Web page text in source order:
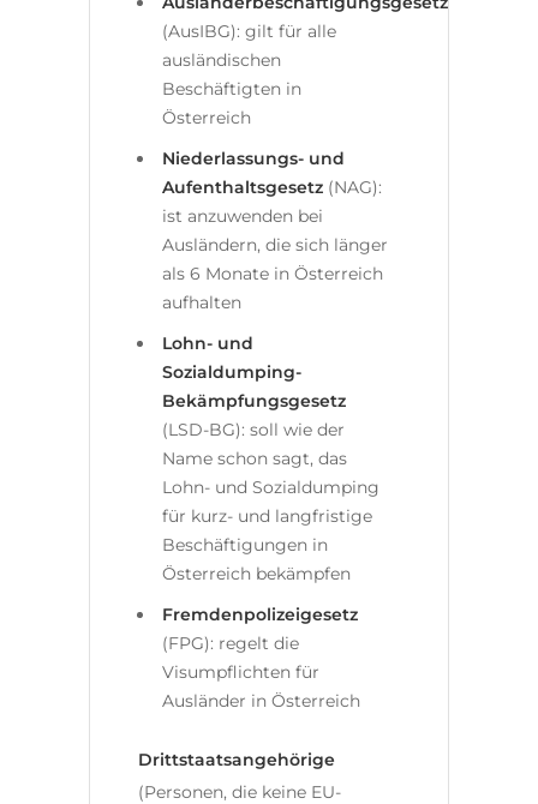
(AusIBG): gilt für alle
ausländischen
Beschäftigten in
Österreich
Niederlassungs- und
Aufenthaltsgesetz (NAG):
ist anzuwenden bei
Ausländern, die sich länger
als 6 Monate in Österreich
aufhalten
Lohn- und
Sozialdumping-
Bekämpfungsgesetz
(LSD-BG): soll wie der
Name schon sagt, das
Lohn- und Sozialdumping
für kurz- und langfristige
Beschäftigungen in
Österreich bekämpfen
Fremdenpolizeigesetz
(FPG): regelt die
Visumpflichten für
Ausländer in Österreich
Drittstaatsangehörige
(Personen, die keine EU-